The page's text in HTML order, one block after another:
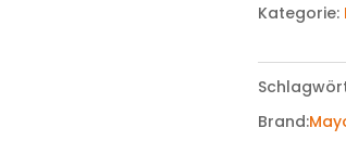
Kategorie:
Brand: